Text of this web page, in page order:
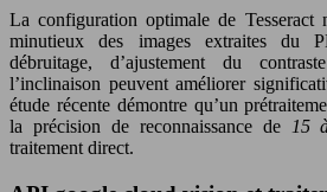
La configuration optimale de Tesseract
minutieux des images extraites du
débruitage, d’ajustement du
l’inclinaison peuvent améliorer
étude récente démontre qu’un
la précision de reconnaissance de
15
traitement direct.